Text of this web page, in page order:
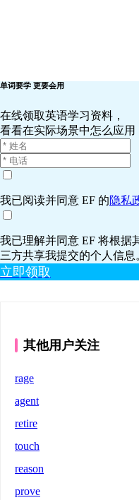
单词要学 更要会用
在线领取英语学习资料，
看看在实际场景中怎么应用
我已阅读并同意 EF 的隐私
我已理解并同意 EF 将根据
三方共享我提交的个人信息
立即领取
其他用户关注
rage
agent
retire
touch
reason
prove